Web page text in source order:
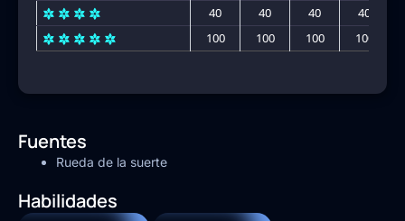
40 40 40
40
100
100 100 100
Fuentes
Rueda de la suerte
Habilidades